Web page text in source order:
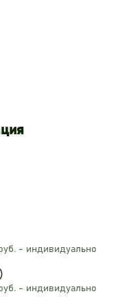
- индивидуально
- индивидуально